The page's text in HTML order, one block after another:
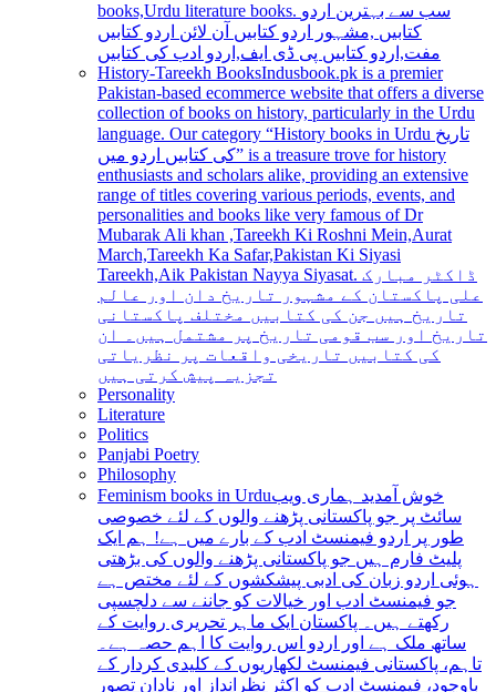
books,Urdu literature books. سب سے بہترین اردو
کتابیں ,مشہور اردو کتابیں آن لائن اردو کتابیں
مفت,اردو کتابیں پی ڈی ایف,اردو ادب کی کتابیں
History-Tareekh BooksIndusbook.pk is a premier
Pakistan-based ecommerce website that offers a diverse
collection of books on history, particularly in the Urdu
language. Our category “History books in Urdu تاریخ
کی کتابیں اردو میں” is a treasure trove for history
enthusiasts and scholars alike, providing an extensive
range of titles covering various periods, events, and
personalities and books like very famous of Dr
Mubarak Ali khan ,Tareekh Ki Roshni Mein,Aurat
March,Tareekh Ka Safar,Pakistan Ki Siyasi
Tareekh,Aik Pakistan Nayya Siyasat. ڈاکٹر مبارک
علی پاکستان کے مشہور تاریخ دان اور عالم
تاریخ ہیں جن کی کتابیں مختلف پاکستانی
تاریخ اور سب قومی تاریخ پر مشتمل ہیں۔ ان
کی کتابیں تاریخی واقعات پر نظریاتی
تجزیہ پیش کرتی ہیں
Personality
Literature
Politics
Panjabi Poetry
Philosophy
Feminism books in Urduخوش آمدید ہماری ویب
سائٹ پر جو پاکستانی پڑھنے والوں کے لئے خصوصی
طور پر اردو فیمنسٹ ادب کے بارے میں ہے! ہم ایک
پلیٹ فارم ہیں جو پاکستانی پڑھنے والوں کی بڑھتی
ہوئی اردو زبان کی ادبی پیشکشوں کے لئے مختص ہے
جو فیمنسٹ ادب اور خیالات کو جاننے سے دلچسپی
رکھتے ہیں۔ پاکستان ایک ماہر تحریری روایت کے
ساتھ ملک ہے اور اردو اس روایت کا اہم حصہ ہے۔
تاہم، پاکستانی فیمنسٹ لکھاریوں کے کلیدی کردار کے
باوجود، فیمنسٹ ادب کو اکثر نظرانداز اور نادان تصور